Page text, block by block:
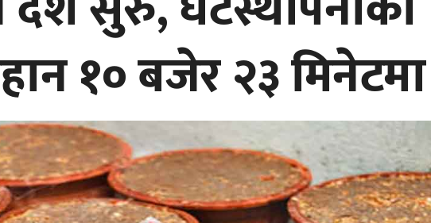
१० बजेर २३ मिनेटमा